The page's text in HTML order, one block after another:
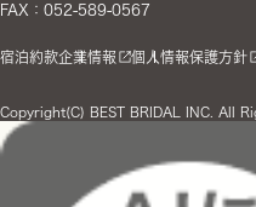
FAX：052-589-0567
宿泊約款企業情報 個人情報保護方針
Copyright(C) BEST BRIDAL INC. All